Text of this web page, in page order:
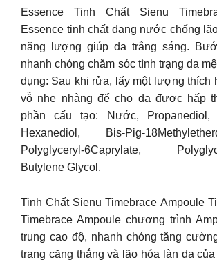
Essence Tinh Chất Sienu
Essence tinh chất dạng nước chống
năng lượng giúp da trắng sáng.
nhanh chóng chăm sóc tình trạng da
dụng: Sau khi rửa, lấy một lượng thích
vỗ nhẹ nhàng để cho da được hấp
phần cấu tạo: Nước, Propanediol,
Hexanediol, Bis-Pig-
Polyglyceryl-6Caprylate,
Butylene Glycol.
Tinh Chất Sienu Timebrace Ampoule
Timebrace Ampoule chương trình
trung cao độ, nhanh chóng tăng
trạng căng thẳng và lão hóa làn da